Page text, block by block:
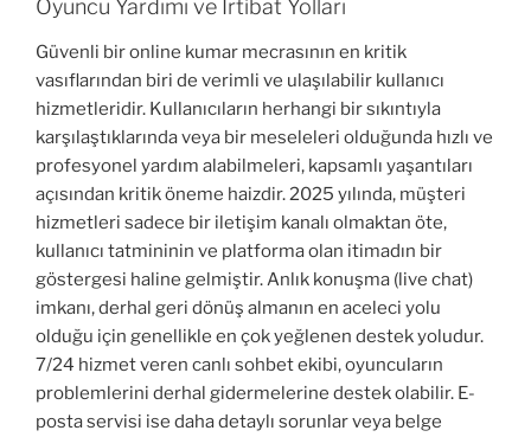
Oyuncu Yardımı ve İrtibat Yolları
Güvenli bir online kumar mecrasının en kritik
vasıflarından biri de verimli ve ulaşılabilir kullanıcı
hizmetleridir. Kullanıcıların herhangi bir sıkıntıyla
karşılaştıklarında veya bir meseleleri olduğunda hızlı ve
profesyonel yardım alabilmeleri, kapsamlı yaşantıları
açısından kritik öneme haizdir. 2025 yılında, müşteri
hizmetleri sadece bir iletişim kanalı olmaktan öte,
kullanıcı tatmininin ve platforma olan itimadın bir
göstergesi haline gelmiştir. Anlık konuşma (live chat)
imkanı, derhal geri dönüş almanın en aceleci yolu
olduğu için genellikle en çok yeğlenen destek yoludur.
7/24 hizmet veren canlı sohbet ekibi, oyuncuların
problemlerini derhal gidermelerine destek olabilir. E-
posta servisi ise daha detaylı sorunlar veya belge